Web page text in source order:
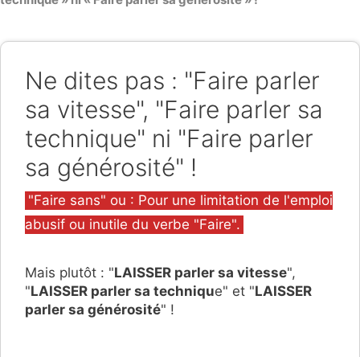
Ne dites pas : "Faire parler
sa vitesse", "Faire parler sa
technique" ni "Faire parler
sa générosité" !
Catégories
"Faire sans" ou : Pour une limitation de l'emploi
abusif ou inutile du verbe "Faire".
Mais plutôt : "LAISSER parler sa vitesse",
"LAISSER parler sa technique" et "LAISSER
parler sa générosité" !